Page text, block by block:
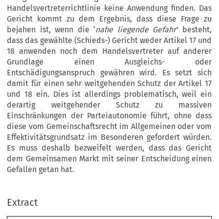
Handelsvertreterrichtlinie keine Anwendung finden. Das
Gericht kommt zu dem Ergebnis, dass diese Frage zu
bejahen ist, wenn die ‘nahe liegende Gefahr’ besteht,
dass das gewählte (Schieds-) Gericht weder Artikel 17 und
18 anwenden noch dem Handelsvertreter auf anderer
Grundlage einen Ausgleichs- oder
Entschädigungsanspruch gewähren wird. Es setzt sich
damit für einen sehr weitgehenden Schutz der Artikel 17
und 18 ein. Dies ist allerdings problematisch, weil ein
derartig weitgehender Schutz zu massiven
Einschränkungen der Parteiautonomie führt, ohne dass
diese vom Gemeinschaftsrecht im Allgemeinen oder vom
Effektivitätsgrundsatz im Besonderen gefordert würden.
Es muss deshalb bezweifelt werden, dass das Gericht
dem Gemeinsamen Markt mit seiner Entscheidung einen
Gefallen getan hat.
Extract